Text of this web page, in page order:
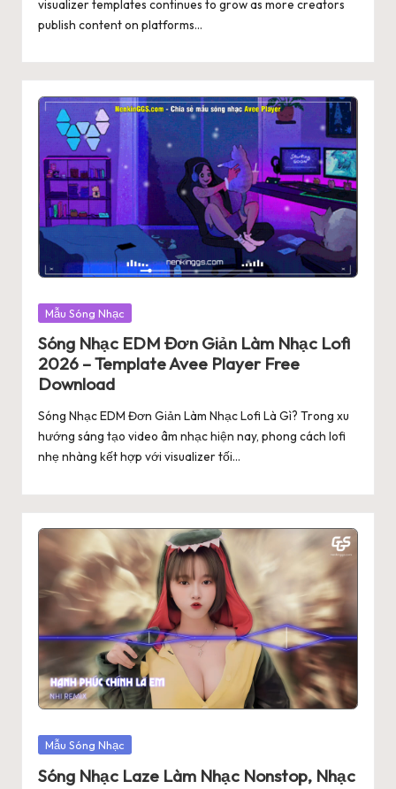
visualizer templates continues to grow as more creators
publish content on platforms…
Posted
Mẫu Sóng Nhạc
Sóng Nhạc EDM Đơn Giản Làm Nhạc Lofi
2026 – Template Avee Player Free
Download
Sóng Nhạc EDM Đơn Giản Làm Nhạc Lofi Là Gì? Trong xu
hướng sáng tạo video âm nhạc hiện nay, phong cách lofi
nhẹ nhàng kết hợp với visualizer tối…
Posted
Mẫu Sóng Nhạc
Sóng Nhạc Laze Làm Nhạc Nonstop, Nhạc